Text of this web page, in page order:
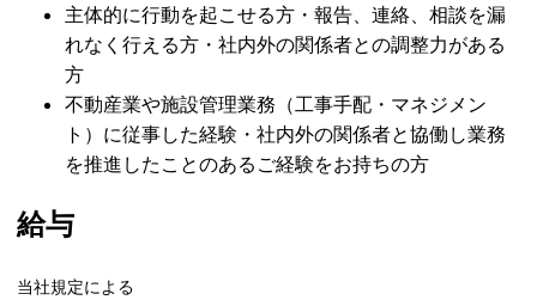
主体的に行動を起こせる方・報告、連絡、相談を漏
れなく行える方・社内外の関係者との調整力がある
方
不動産業や施設管理業務（工事手配・マネジメン
ト）に従事した経験・社内外の関係者と協働し業務
を推進したことのあるご経験をお持ちの方
給与
当社規定による